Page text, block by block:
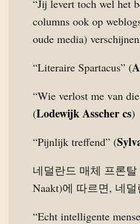
“Jij levert toch wel het
columns ook op
oude media)
“Literaire Spartacus” (
“Wie verlost me van
(Lodewijk Asscher cs)
“Pijnlijk treffend” (
네덜란드 매체 프론탈
Naakt)에 따르면, 네
“Echt intelligente